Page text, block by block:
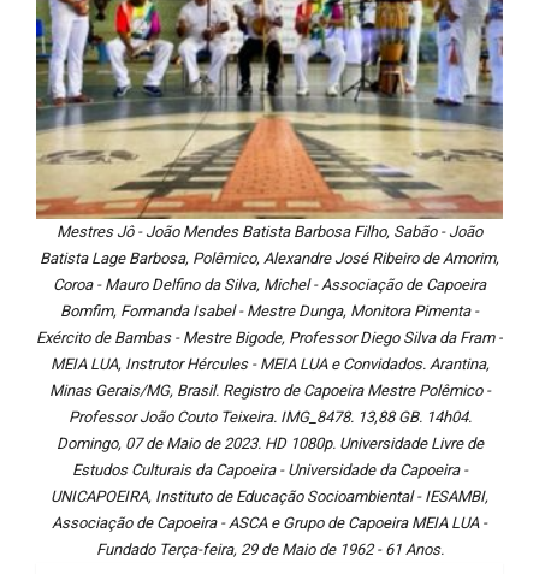
Mestres Jô - João Mendes Batista Barbosa Filho, Sabão - João
Batista Lage Barbosa, Polêmico, Alexandre José Ribeiro de Amorim,
Coroa - Mauro Delfino da Silva, Michel - Associação de Capoeira
Bomfim, Formanda Isabel - Mestre Dunga, Monitora Pimenta -
Exército de Bambas - Mestre Bigode, Professor Diego Silva da Fram -
MEIA LUA, Instrutor Hércules - MEIA LUA e Convidados. Arantina,
Minas Gerais/MG, Brasil. Registro de Capoeira Mestre Polêmico -
Professor João Couto Teixeira. IMG_8478. 13,88 GB. 14h04.
Domingo, 07 de Maio de 2023. HD 1080p. Universidade Livre de
Estudos Culturais da Capoeira - Universidade da Capoeira -
UNICAPOEIRA, Instituto de Educação Socioambiental - IESAMBI,
Associação de Capoeira - ASCA e Grupo de Capoeira MEIA LUA -
Fundado Terça-feira, 29 de Maio de 1962 - 61 Anos.